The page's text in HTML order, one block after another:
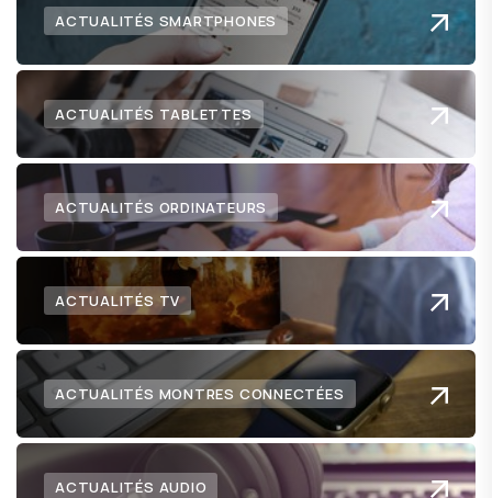
ACTUALITÉS SMARTPHONES
ACTUALITÉS TABLETTES
ACTUALITÉS ORDINATEURS
ACTUALITÉS TV
ACTUALITÉS MONTRES CONNECTÉES
ACTUALITÉS AUDIO